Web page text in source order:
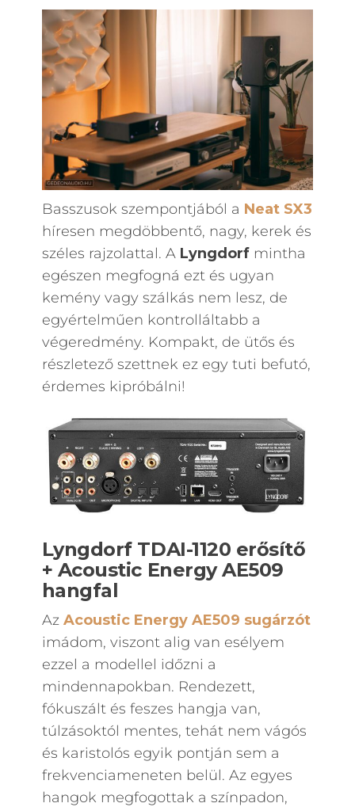
Basszusok szempontjából a Neat SX3
híresen megdöbbentő, nagy, kerek és
széles rajzolattal. A Lyngdorfmintha
egészen megfogná ezt és ugyan
kemény vagy szálkás nem lesz, de
egyértelműen kontrolláltabb a
végeredmény. Kompakt, de ütős és
részletező szettnek ez egy tuti befutó,
érdemes kipróbálni!
Lyngdorf TDAI-1120 erősítő
+ Acoustic Energy AE509
hangfal
Az Acoustic Energy AE509 sugárzót
imádom, viszont alig van esélyem
ezzel a modellel időzni a
mindennapokban. Rendezett,
fókuszált és feszes hangja van,
túlzásoktól mentes, tehát nem vágós
és karistolós egyik pontján sem a
frekvenciameneten belül. Az egyes
hangok megfogottak a színpadon,